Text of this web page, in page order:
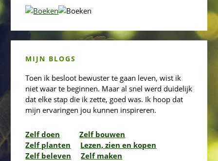
MIJN BLOGS
Toen ik besloot bewuster te gaan leven, wist ik
niet waar te beginnen. Maar al snel werd duidelijk
dat elke stap die ik zette, goed was. Ik hoop dat
mijn ervaringen jou kunnen inspireren.
Zelf doen
Zelf bouwen
Zelf planten
Lezen, zien en kopen
Zelf beleven
Zelf maken